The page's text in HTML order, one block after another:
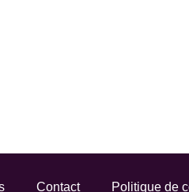
Contact Politique de